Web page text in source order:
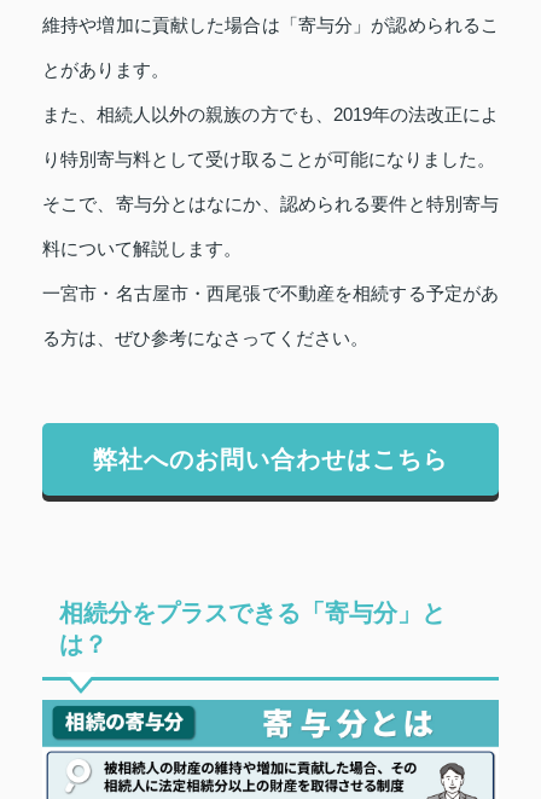
維持や増加に貢献した場合は「寄与分」が認められるこ
とがあります。
また、相続人以外の親族の方でも、2019年の法改正によ
り特別寄与料として受け取ることが可能になりました。
そこで、寄与分とはなにか、認められる要件と特別寄与
料について解説します。
一宮市・名古屋市・西尾張で不動産を相続する予定があ
る方は、ぜひ参考になさってください。
弊社へのお問い合わせはこちら
相続分をプラスできる「寄与分」と
は？